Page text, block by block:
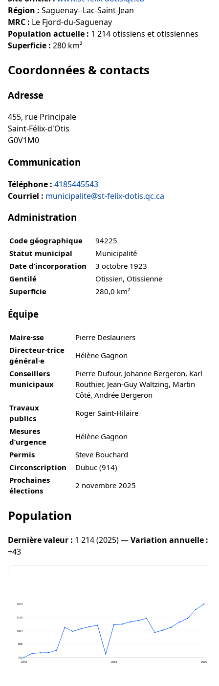
Région : Saguenay--Lac-Saint-Jean
MRC : Le Fjord-du-Saguenay
Population actuelle : 1 214 otissiens et otissiennes
Superficie : 280 km²
Coordonnées & contacts
Adresse
455, rue Principale
Saint-Félix-d'Otis
G0V1M0
Communication
Téléphone : 4185445543
Courriel : municipalite@st-felix-dotis.qc.ca
Administration
Code géographique
94225
Statut municipal
Municipalité
Date d’incorporation
3 octobre 1923
Gentilé
Otissien, Otissienne
Superficie
280,0 km²
Équipe
Maire·sse
Pierre Deslauriers
Directeur·trice
général·e
Hélène Gagnon
Conseillers
municipaux
Pierre Dufour, Johanne Bergeron, Karl
Routhier, Jean-Guy Waltzing, Martin
Côté, Andrée Bergeron
Travaux
publics
Roger Saint-Hilaire
Mesures
d’urgence
Hélène Gagnon
Permis
Steve Bouchard
Circonscription
Dubuc (914)
Prochaines
élections
2 novembre 2025
Population
Dernière valeur : 1 214 (2025) —Variation annuelle :
+43
1214
1109
1004
898
793
2003
2014 2025